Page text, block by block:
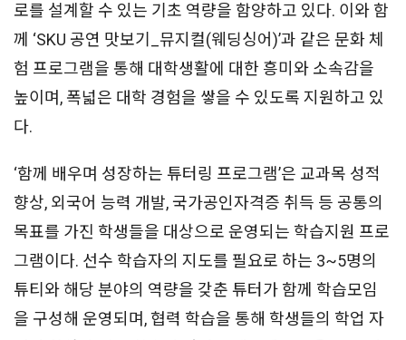
로를 설계할 수 있는 기초 역량을 함양하고 있다. 이와 함
께 ‘SKU 공연 맛보기_뮤지컬(웨딩싱어)’과 같은 문화 체
험 프로그램을 통해 대학생활에 대한 흥미와 소속감을
높이며, 폭넓은 대학 경험을 쌓을 수 있도록 지원하고 있
다.
‘함께 배우며 성장하는 튜터링 프로그램’은 교과목 성적
향상, 외국어 능력 개발, 국가공인자격증 취득 등 공통의
목표를 가진 학생들을 대상으로 운영되는 학습지원 프로
그램이다. 선수 학습자의 지도를 필요로 하는 3~5명의
튜티와 해당 분야의 역량을 갖춘 튜터가 함께 학습모임
을 구성해 운영되며, 협력 학습을 통해 학생들의 학업 자